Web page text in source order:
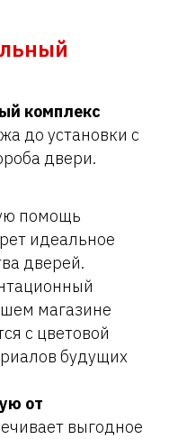
комплекс
до установки с
двери.
помощь
идеальное
дверей.
магазине
с цветовой
будущих
от
выгодное